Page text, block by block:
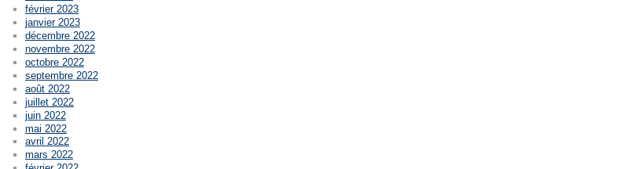
février 2023
janvier 2023
décembre 2022
novembre 2022
octobre 2022
septembre 2022
août 2022
juillet 2022
juin 2022
mai 2022
avril 2022
mars 2022